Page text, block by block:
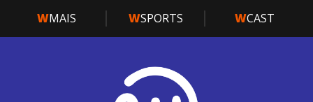
WMAIS WSPORTS WCAST